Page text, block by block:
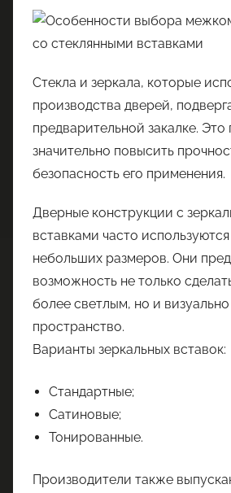
Стекла и зеркала, которые
производства дверей,
предварительной закалке. Это
значительно повысить
безопасность его применения.
Дверные конструкции с
вставками часто
небольших размеров. Они
возможность не только
более светлым, но и визуально
пространство.
Варианты зеркальных вставок:
Стандартные;
Сатиновые;
Тонированные.
Производители также